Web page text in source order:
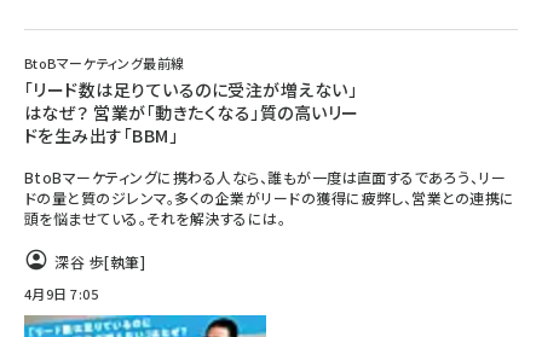
BtoBマーケティング最前線
「リード数は足りているのに受注が増えない」
はなぜ？ 営業が「動きたくなる」質の高いリー
ドを生み出す「BBM」
BtoBマーケティングに携わる人なら、誰もが一度は直面するであろう、リー
ドの量と質のジレンマ。多くの企業がリードの獲得に疲弊し、営業との連携に
頭を悩ませている。それを解決するには。
深谷 歩[執筆]
4月9日 7:05